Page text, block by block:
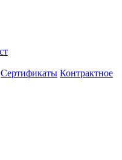
Сертификаты Контрактное